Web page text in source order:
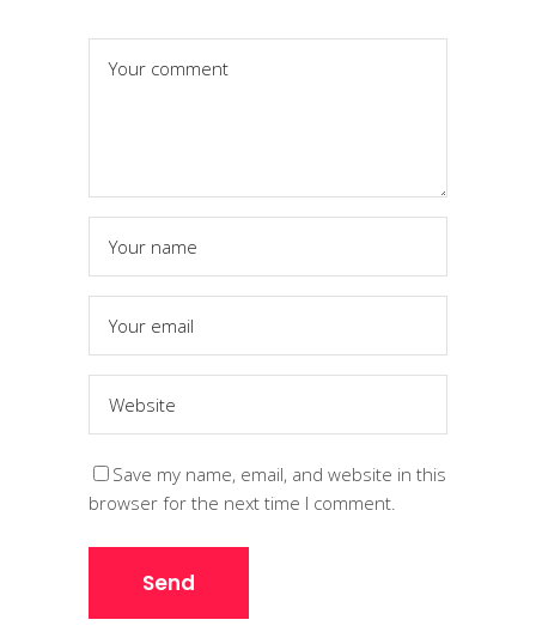
Save my name, email, and website in this
browser for the next time I comment.